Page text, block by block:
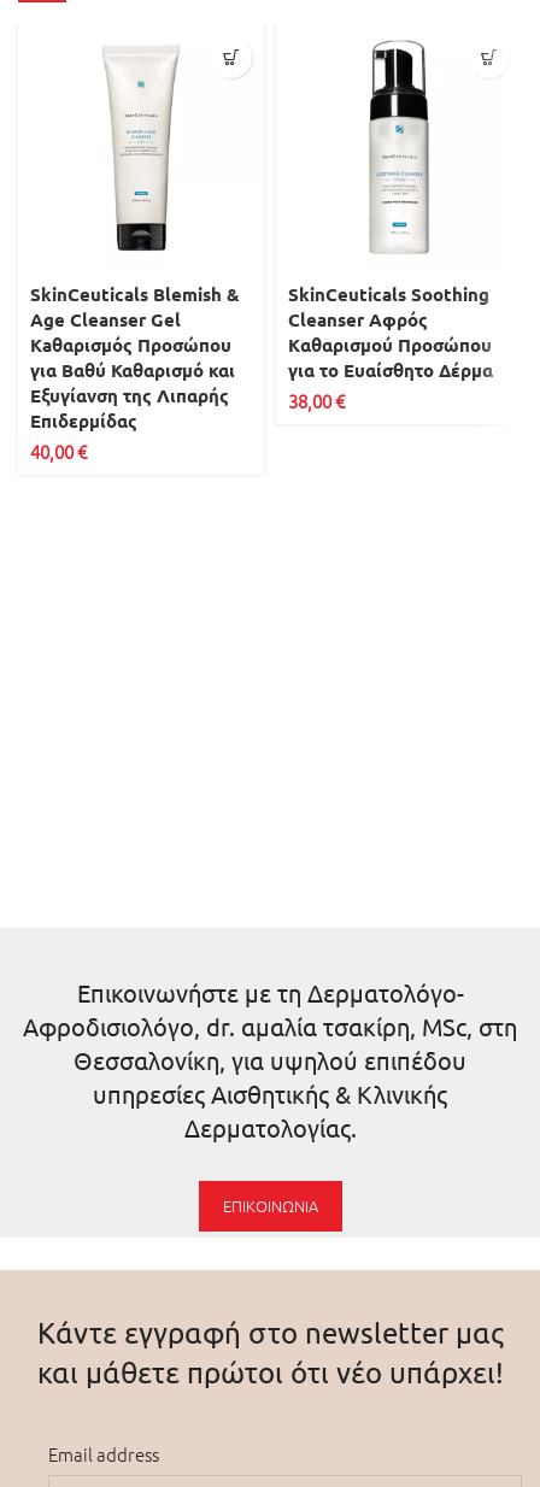
SkinCeuticals Blemish &
Age Cleanser Gel
Kaθαρισμός Προσώπου
για Βαθύ Καθαρισμό και
Εξυγίανση της Λιπαρής
Επιδερμίδας
40,00€
SkinCeuticals Soothing
Cleanser Αφρός
Kαθαρισμού Προσώπου
για το Ευαίσθητο Δέρμα
38,00€
Επικοινωνήστε με τη Δερματολόγο-
Αφροδισιολόγο, dr. αμαλία τσακίρη, MSc, στη
Θεσσαλονίκη, για υψηλού επιπέδου
υπηρεσίες Αισθητικής & Κλινικής
Δερματολογίας.
ΕΠΙΚΟΙΝΩΝΊΑ
Κάντε εγγραφή στο newsletter μας
και μάθετε πρώτοι ότι νέο υπάρχει!
Email address